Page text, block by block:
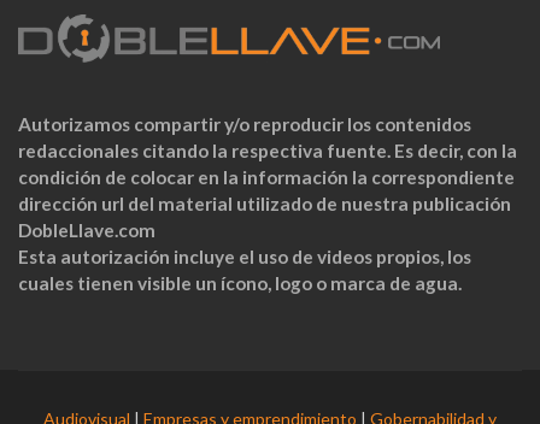
Autorizamos compartir y/o reproducir los contenidos
redaccionales citando la respectiva fuente. Es decir, con la
condición de colocar en la información la correspondiente
dirección url del material utilizado de nuestra publicación
DobleLlave.com
Esta autorización incluye el uso de videos propios, los
cuales tienen visible un ícono, logo o marca de agua.
Audiovisual | Empresas y emprendimiento | Gobernabilidad y